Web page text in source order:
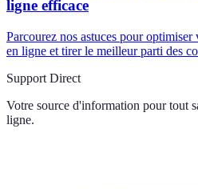
ligne efficace
Parcourez nos astuces pour optimiser
en ligne et tirer le meilleur parti des
Support Direct
Votre source d'information pour tout
ligne.